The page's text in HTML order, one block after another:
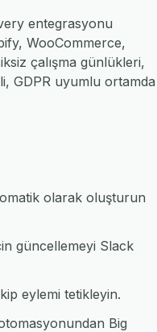
entegrasyonu
WooCommerce,
çalışma günlükleri,
GDPR uyumlu ortamda
olarak oluşturun
güncellemeyi Slack
eylemi tetikleyin.
Big